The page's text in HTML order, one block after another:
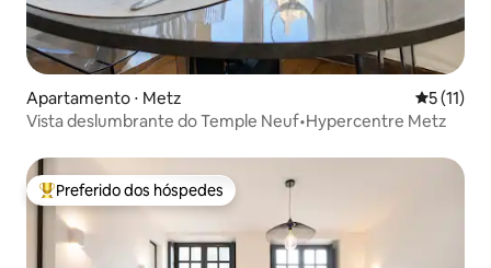
Apartamento ⋅ Metz 5 de uma
5 (11)
Vista deslumbrante do Temple Neuf•Hypercentre Metz
Entre os melhores preferidos dos hóspedes
Preferido dos hóspedes